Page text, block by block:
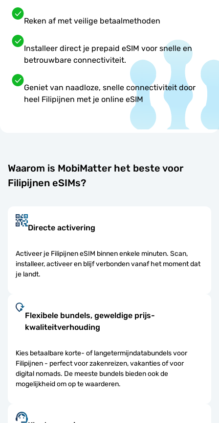
Reken af met veilige betaalmethoden
Installeer direct je prepaid eSIM voor snelle en
betrouwbare connectiviteit.
Geniet van naadloze, snelle connectiviteit door
heel Filipijnen met je online eSIM
Waarom is MobiMatter het beste voor
Filipijnen eSIMs?
Directe activering
Activeer je Filipijnen eSIM binnen enkele minuten. Scan,
installeer, activeer en blijf verbonden vanaf het moment dat
je landt.
Flexibele bundels, geweldige prijs-
kwaliteitverhouding
Kies betaalbare korte- of langetermijndatabundels voor
Filipijnen - perfect voor zakenreizen, vakanties of voor
digital nomads. De meeste bundels bieden ook de
mogelijkheid om op te waarderen.